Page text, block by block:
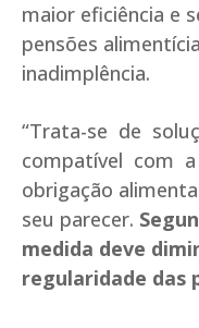
maior eficiência e
pensões
inadimplência.
“Trata-se de
compatível com a
obrigação
seu parecer.
medida deve
regularidade das